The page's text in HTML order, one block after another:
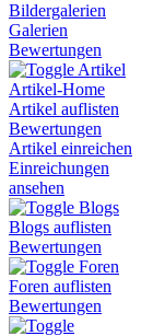
Bildergalerien
Galerien
Bewertungen
Artikel
Artikel-Home
Artikel auflisten
Bewertungen
Artikel einreichen
Einreichungen
ansehen
Blogs
Blogs auflisten
Bewertungen
Foren
Foren auflisten
Bewertungen